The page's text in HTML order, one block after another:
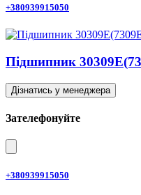
+380939915050
Підшипник
Дізнатись у менеджера
Зателефонуйте
+380939915050